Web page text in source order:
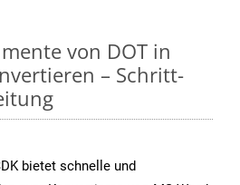
von DOT in
– Schritt-
bietet schnelle und